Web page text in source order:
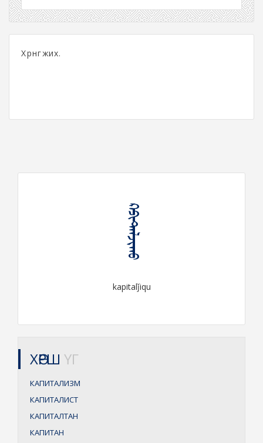
Хөрөнгөжих.
ᠺᠠᠫᠢᠲ᠋ᠠᠯᠵᠢᠬᠤ
kapitalǰiqu
ХӨРШ ҮГ
КАПИТАЛИЗМ
КАПИТАЛИСТ
КАПИТАЛТАН
КАПИТАН